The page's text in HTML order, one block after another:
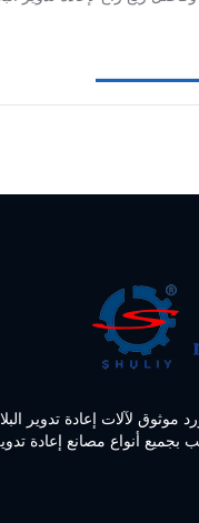
لآلات إعادة تدوير
أنواع مصانع إعادة